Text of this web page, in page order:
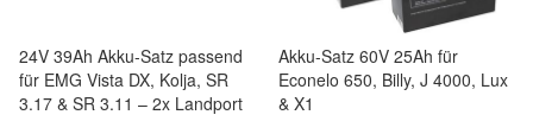
24V 39Ah Akku-Satz passend
für EMG Vista DX, Kolja, SR
3.17 & SR 3.11 – 2x Landport
Akku-Satz 60V 25Ah für
Econelo 650, Billy, J 4000, Lux
& X1